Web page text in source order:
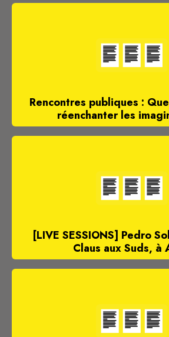
Rencontres publiques :
réenchanter les
[LIVE SESSIONS] Pedro
Claus aux Suds, à